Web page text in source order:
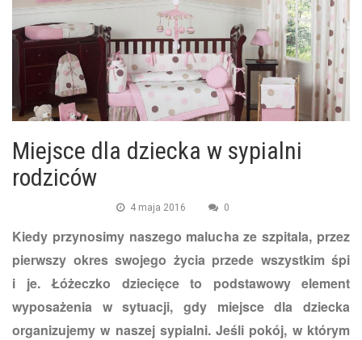
Miejsce dla dziecka w sypialni
rodziców
4 maja 2016 0
​Kiedy przynosimy naszego malucha ze szpitala, przez
pierwszy okres swojego życia przede wszystkim śpi
i je. Łóżeczko dziecięce to podstawowy element
wyposażenia w sytuacji, gdy miejsce dla dziecka
organizujemy w naszej sypialni. Jeśli pokój, w którym